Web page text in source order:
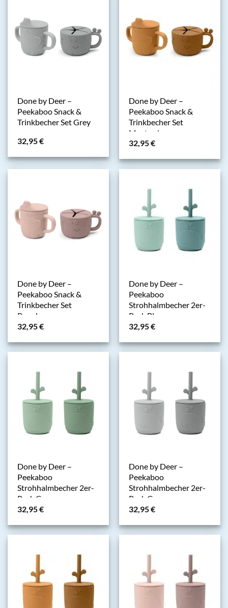
Done by Deer –
Peekaboo Snack &
Trinkbecher Set Grey
32,95€
Done by Deer –
Peekaboo Snack &
Trinkbecher Set
Mustard
32,95€
Done by Deer –
Peekaboo Snack &
Trinkbecher Set
Powder
32,95€
Done by Deer –
Peekaboo
Strohhalmbecher 2er-
Pack Blue
32,95€
Done by Deer –
Peekaboo
Strohhalmbecher 2er-
Pack Green
32,95€
Done by Deer –
Peekaboo
Strohhalmbecher 2er-
Pack Grey
32,95€